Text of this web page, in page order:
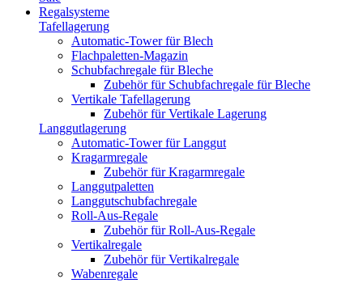
Regalsysteme
Tafellagerung
Automatic-Tower für Blech
Flachpaletten-Magazin
Schubfachregale für Bleche
Zubehör für Schubfachregale für Bleche
Vertikale Tafellagerung
Zubehör für Vertikale Lagerung
Langgutlagerung
Automatic-Tower für Langgut
Kragarmregale
Zubehör für Kragarmregale
Langgutpaletten
Langgutschubfachregale
Roll-Aus-Regale
Zubehör für Roll-Aus-Regale
Vertikalregale
Zubehör für Vertikalregale
Wabenregale